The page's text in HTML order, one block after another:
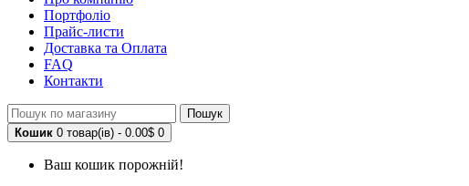
Портфоліо
Прайс-листи
Доставка та Оплата
FAQ
Контакти
Пошук
Кошик 0 товар(ів) - 0.00$ 0
Ваш кошик порожній!